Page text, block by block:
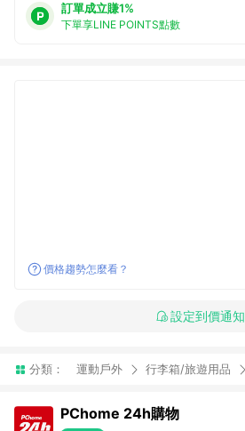
訂單成立賺1%
下單享LINE POINTS點數
價格趨勢怎麼看？
設定到價通知
分類： 運動戶外 行李箱/旅遊用品
PChome 24h購物